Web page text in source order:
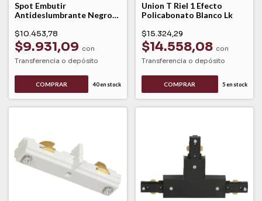
Spot Embutir
Antideslumbrante Negro
$10.453,78
$9.931,09 con
Transferencia o depósito
COMPRAR 40en stock
Union T Riel 1 Efecto
Policabonato Blanco Lk
$15.324,29
$14.558,08 con
Transferencia o depósito
COMPRAR 5en stock